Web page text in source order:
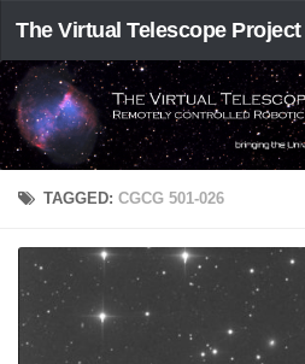
The Virtual Telescope Project
TAGGED:CGCG 501-026